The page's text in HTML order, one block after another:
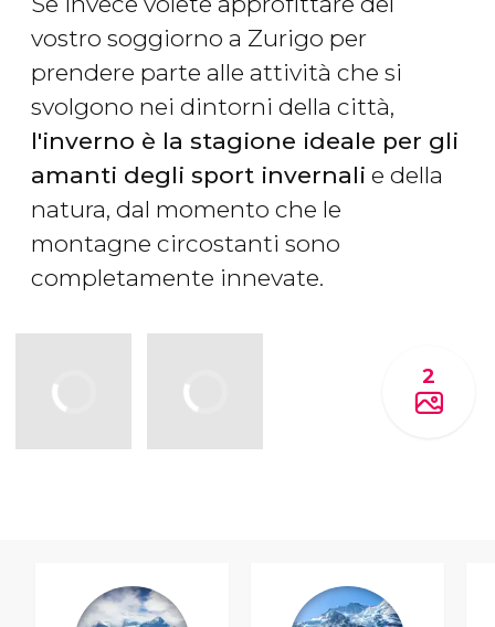
vostro soggiorno a Zurigo per
prendere parte alle attività che si
svolgono nei dintorni della città,
l'inverno è la stagione ideale per gli
amanti degli sport invernali e della
natura, dal momento che le
montagne circostanti sono
completamente innevate.
2